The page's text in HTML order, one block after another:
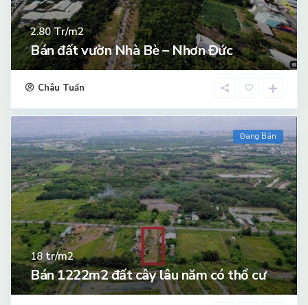
2.80Tr/m2
Bán đất vườn Nhà Bè – Nhơn Đức
Châu Tuấn
Đang Bán
18 tr/m2
Bán 1222m2 đất cây lâu năm có thổ cư